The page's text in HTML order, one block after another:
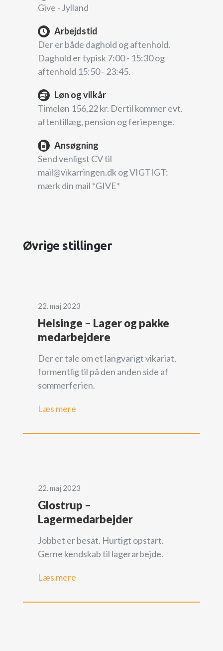
Give - Jylland
Arbejdstid
Der er både daghold og aftenhold.
Daghold er typisk 7:00 - 15:30 og
aftenhold 15:50 - 23:45.
Løn og vilkår
Timeløn 156,22 kr. Dertil kommer evt.
aftentillæg, pension og feriepenge.
Ansøgning
Send venligst CV til
mail@vikarringen.dk og VIGTIGT:
mærk din mail *GIVE*
Øvrige stillinger
22. maj 2023
Helsinge – Lager og pakke
medarbejdere
Der er tale om et langvarigt vikariat,
formentlig til på den anden side af
sommerferien.
Læs mere
22. maj 2023
Glostrup –
Lagermedarbejder
Jobbet er besat. Hurtigt opstart.
Gerne kendskab til lagerarbejde.
Læs mere